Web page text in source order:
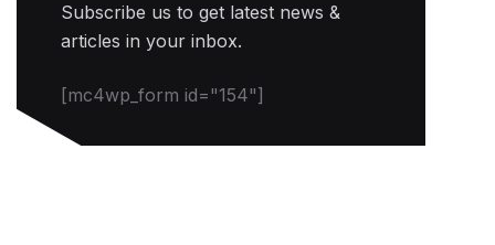
Subscribe us to get latest news &
articles in your inbox.
[mc4wp_form id="154"]